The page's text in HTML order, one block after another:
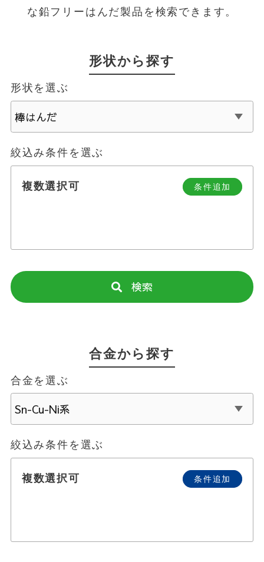
な鉛フリーはんだ製品を検索できます。
形状から探す
形状を選ぶ
絞込み条件を選ぶ
複数選択可 条件追加
検索
合金から探す
合金を選ぶ
絞込み条件を選ぶ
複数選択可 条件追加